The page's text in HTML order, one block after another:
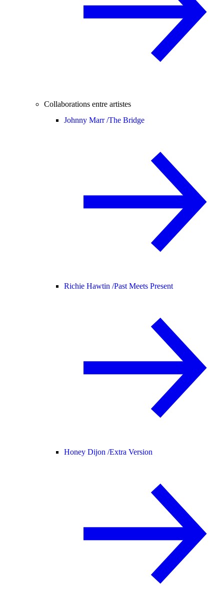
Collaborations entre artistes
Johnny Marr /The Bridge
Richie Hawtin /Past Meets Present
Honey Dijon /Extra Version